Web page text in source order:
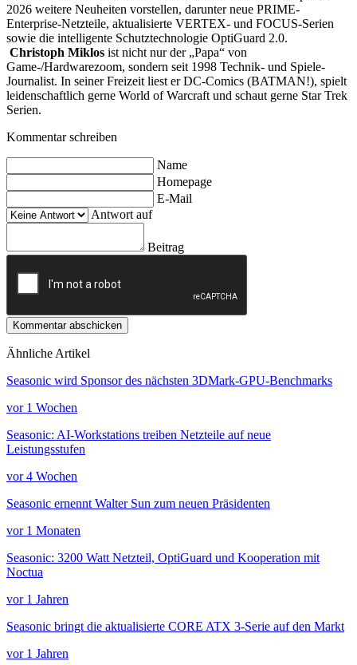
2026 weitere Neuheiten vorstellen, darunter neue PRIME-
Enterprise-Netzteile, aktualisierte VERTEX- und FOCUS-Serien
sowie die intelligente Schutztechnologie OptiGuard 2.0.
Christoph Miklos ist nicht nur der „Papa“ von
Game-/Hardwarezoom, sondern seit 1998 Technik- und Spiele-
Journalist. In seiner Freizeit liest er DC-Comics (BATMAN!), spielt
leidenschaftlich gerne World of Warcraft und schaut gerne Star Trek
Serien.
Kommentar schreiben
Name
Homepage
E-Mail
Antwort auf
Beitrag
Kommentar abschicken
Ähnliche Artikel
Seasonic wird Sponsor des nächsten 3DMark-GPU-Benchmarks
vor 1 Wochen
Seasonic: AI-Workstations treiben Netzteile auf neue
Leistungsstufen
vor 4 Wochen
Seasonic ernennt Walter Sun zum neuen Präsidenten
vor 1 Monaten
Seasonic: 3200 Watt Netzteil, OptiGuard und Kooperation mit
Noctua
vor 1 Jahren
Seasonic bringt die aktualisierte CORE ATX 3-Serie auf den Markt
vor 1 Jahren